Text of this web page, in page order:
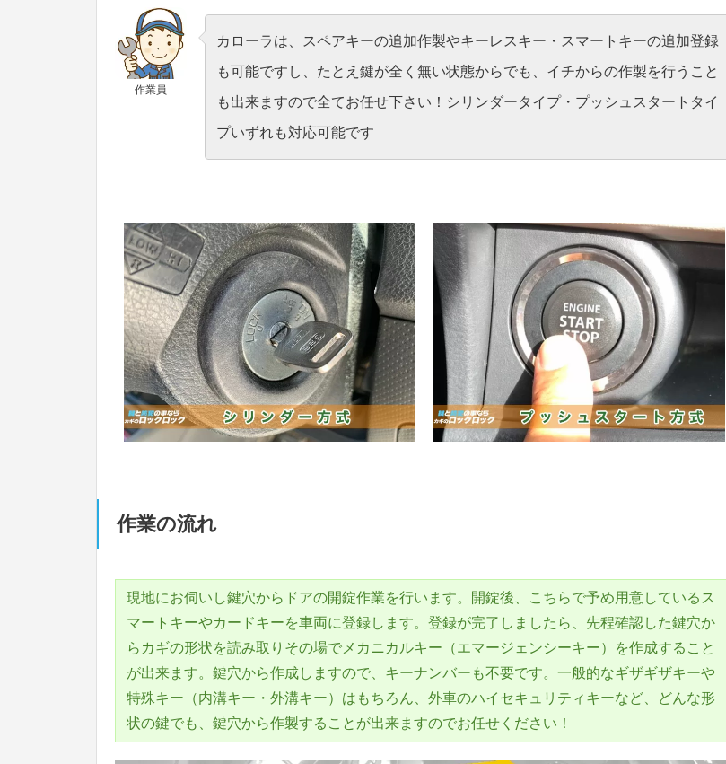
作業員
カローラは、スペアキーの追加作製やキーレスキー・スマートキーの追加登録
も可能ですし、たとえ鍵が全く無い状態からでも、イチからの作製を行うこと
も出来ますので全てお任せ下さい！シリンダータイプ・プッシュスタートタイ
プいずれも対応可能です
作業の流れ
現地にお伺いし鍵穴からドアの開錠作業を行います。開錠後、こちらで予め用意しているス
マートキーやカードキーを車両に登録します。登録が完了しましたら、先程確認した鍵穴か
らカギの形状を読み取りその場でメカニカルキー（エマージェンシーキー）を作成すること
が出来ます。鍵穴から作成しますので、キーナンバーも不要です。一般的なギザギザキーや
特殊キー（内溝キー・外溝キー）はもちろん、外車のハイセキュリティキーなど、どんな形
状の鍵でも、鍵穴から作製することが出来ますのでお任せください！